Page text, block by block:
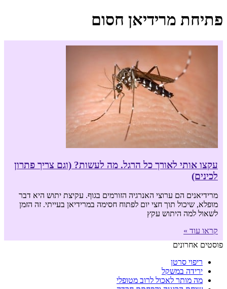
פתיחת מרידיאן חסום
עקצו אותי לאורך כל הרגל. מה לעשות? (וגם צריך פתרון
לכינים)
מרידיאנים הם ערוצי האנרגיה הזורמים בגוף. עקיצת יתוש היא דבר
מופלא, שיכול תוך חצי יום לפתוח חסימה במרידיאן בעייתי. זה הזמן
לשאול למה היתוש עקץ
קראו עוד »
פוסטים אחרונים
ריפוי סרטן
ירידה במשקל
מה מותר לאכול לרוב מטופלי